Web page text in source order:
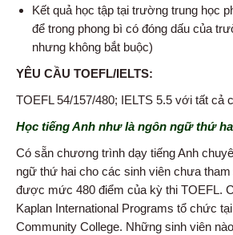
Kết quả học tập tại trường trung học
để trong phong bì có đóng dấu của
nhưng không bắt buộc)
YÊU CẦU TOEFL/IELTS:
TOEFL 54/157/480; IELTS 5.5 với tất cả
Học tiếng Anh như là ngôn ngữ thứ
Có sẵn chương trình dạy tiếng Anh
ngữ thứ hai cho các sinh viên chưa
được mức 480 điểm của kỳ thi TOEFL.
Kaplan International Programs tổ chức
Community College. Những sinh viên